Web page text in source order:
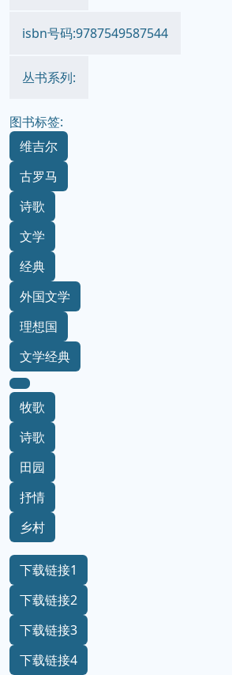
isbn号码:9787549587544
丛书系列:
图书标签:
维吉尔
古罗马
诗歌
文学
经典
外国文学
理想国
文学经典
牧歌
诗歌
田园
抒情
乡村
下载链接1
下载链接2
下载链接3
下载链接4